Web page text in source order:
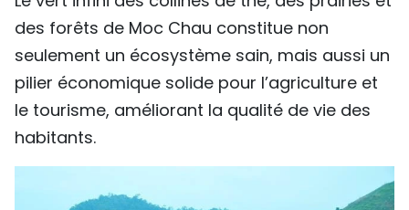
des forêts de Moc Chau constitue non
seulement un écosystème sain, mais aussi un
pilier économique solide pour l’agriculture et
le tourisme, améliorant la qualité de vie des
habitants.